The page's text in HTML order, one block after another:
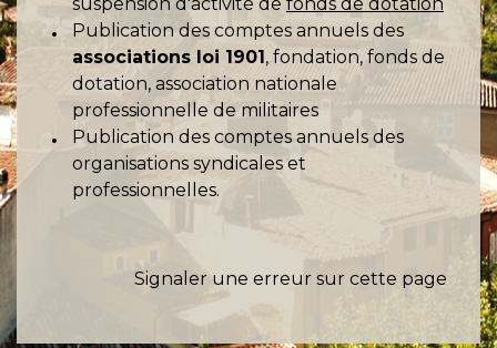
Publication des comptes annuels des
associations loi 1901, fondation, fonds de
dotation, association nationale
professionnelle de militaires
Publication des comptes annuels des
organisations syndicales et
professionnelles.
Signaler une erreur sur cette page